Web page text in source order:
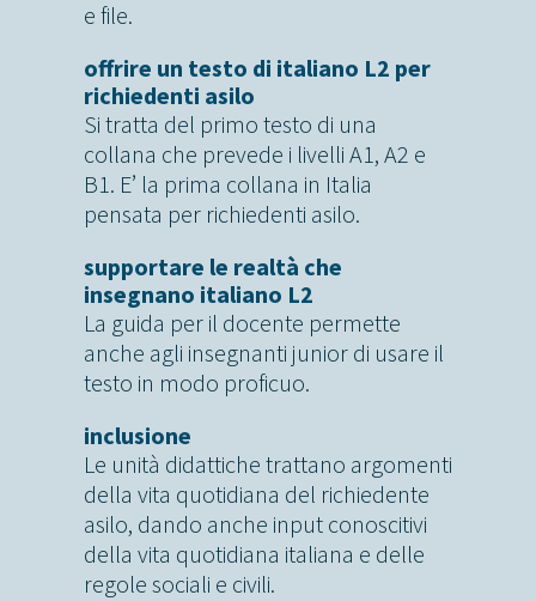
e file.
offrire un testo di italiano L2 per
richiedenti asilo
Si tratta del primo testo di una
collana che prevede i livelli A1, A2 e
B1. E’ la prima collana in Italia
pensata per richiedenti asilo.
supportare le realtà che
insegnano italiano L2
La guida per il docente permette
anche agli insegnanti junior di usare il
testo in modo proficuo.
inclusione
Le unità didattiche trattano argomenti
della vita quotidiana del richiedente
asilo, dando anche input conoscitivi
della vita quotidiana italiana e delle
regole sociali e civili.